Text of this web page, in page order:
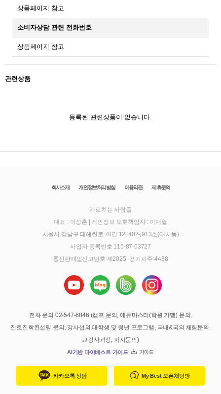
상품페이지 참고
소비자상담 관련 전화번호
상품페이지 참고
관련상품
등록된 관련상품이 없습니다.
회사소개 개인정보처리방침 이용약관 제휴문의
가르치는 사람들
대표 : 이성훈 | 개인정보 보호책임자 : 이재열
서울시 강남구 테헤란로 70길 12, 402-j913호(대치동)
사업자 등록번호 115-87-03727
통신판매업신고번호 제2025 -경기파주-4488
전화 문의 02-547-6846 (캠프 문의, 에듀마스터(학원 가맹) 문의,
진로진학컨설팅 문의, 강사섭외,대학생 및 청년 프로그램, 국내&국외 체험문의,
교강사과정, 지사문의)
AI기반 마이베스트 가이드 가이드
카카오톡 상담 My Best 오픈채팅방